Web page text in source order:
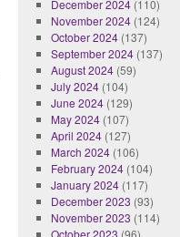
December 2024(110)
November 2024(124)
October 2024(137)
September 2024(137)
August 2024(59)
July 2024(104)
June 2024(129)
May 2024(107)
April 2024(127)
March 2024(106)
February 2024(104)
January 2024(117)
December 2023 (93)
November 2023 (114)
October 2023 (96)